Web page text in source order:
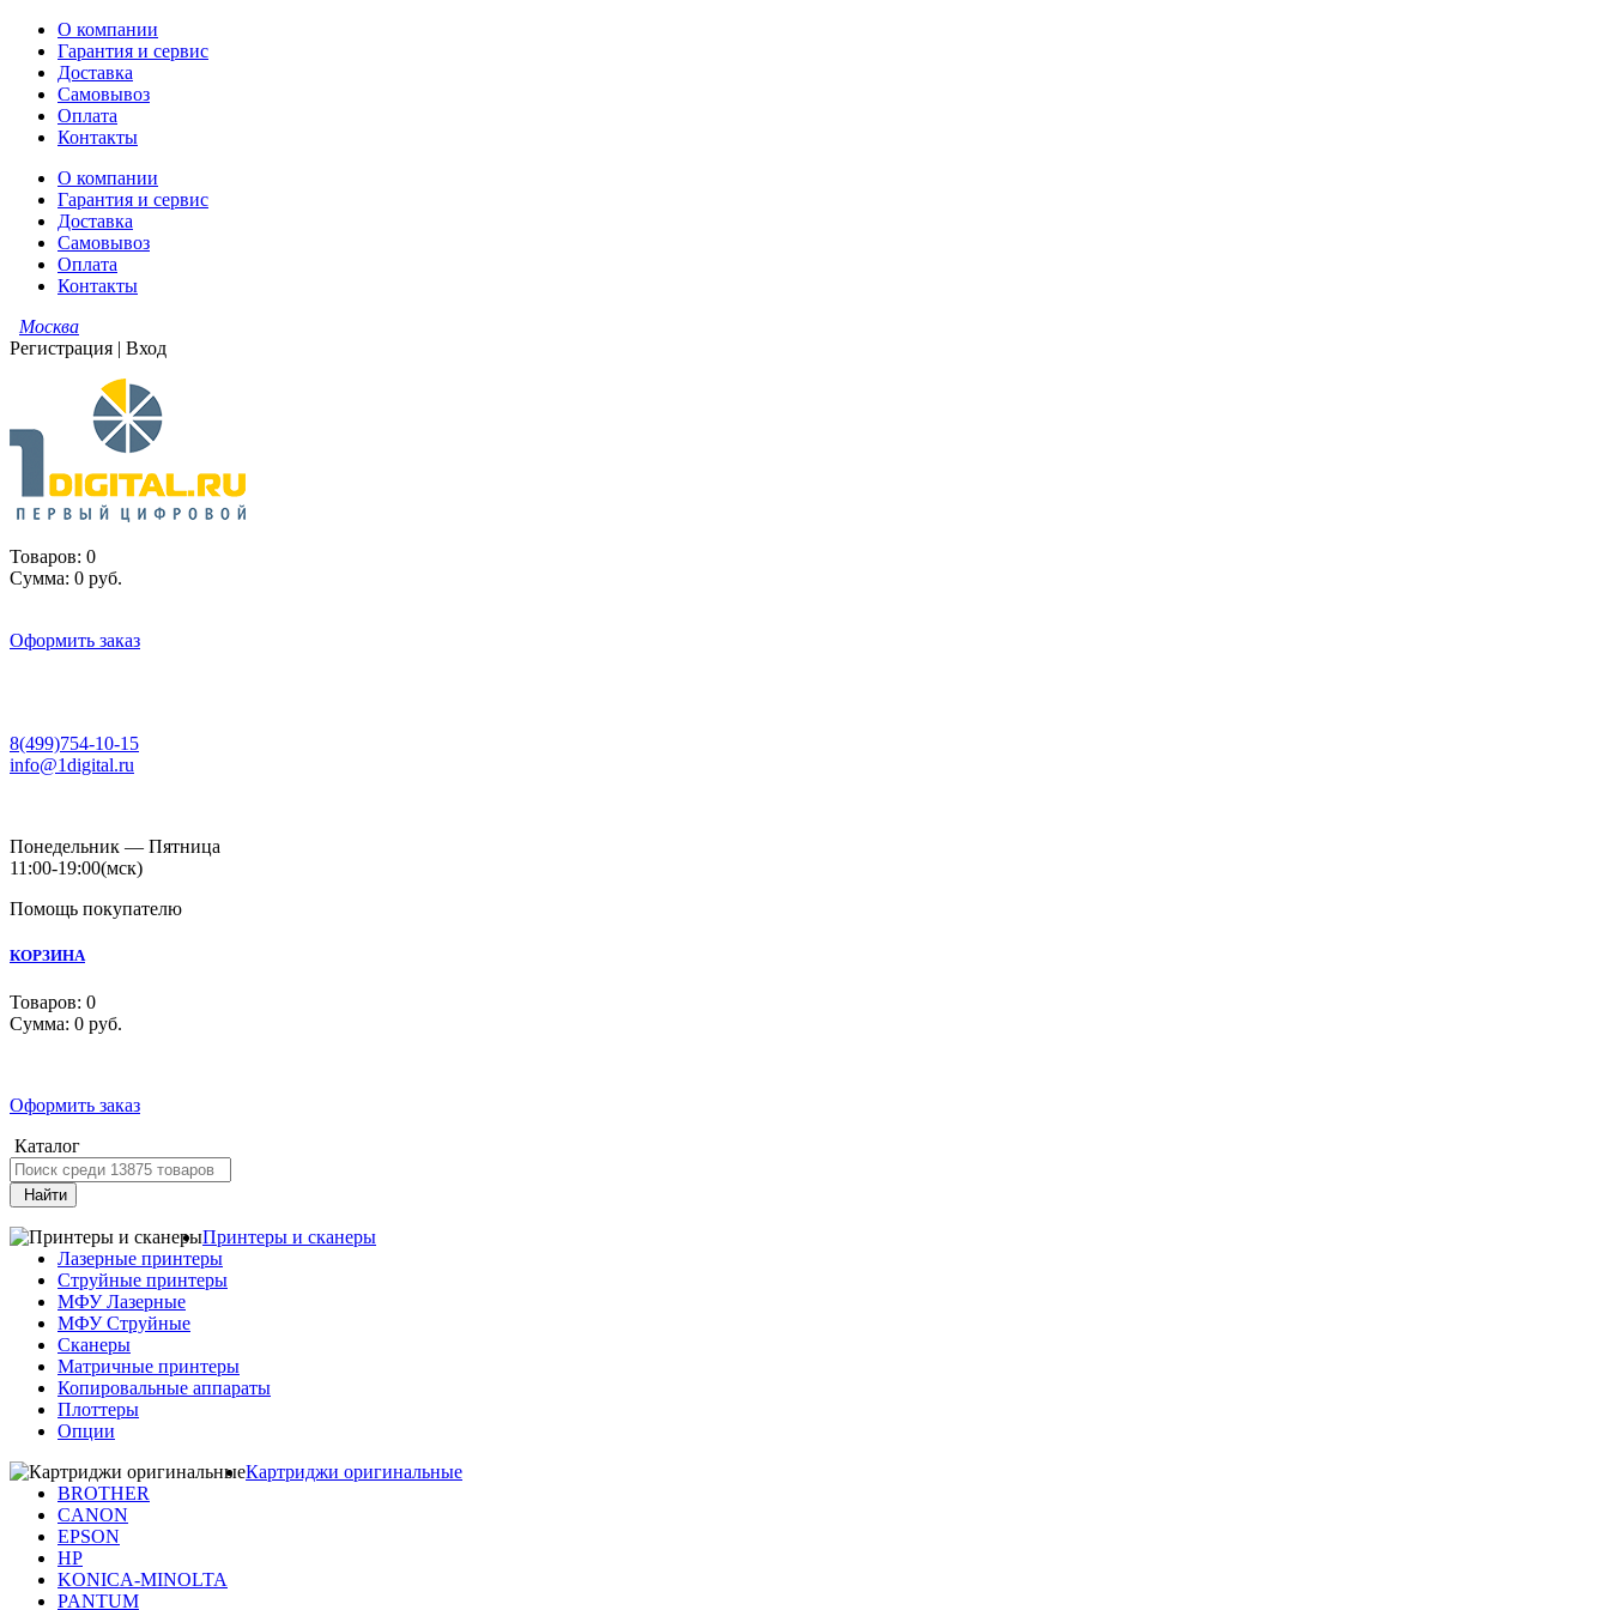
О компании
Гарантия и сервис
Доставка
Самовывоз
Оплата
Контакты
О компании
Гарантия и сервис
Доставка
Самовывоз
Оплата
Контакты
Москва
Регистрация | Вход
Товаров: 0
Сумма: 0 руб.
Оформить заказ
8(499)754-10-15
info@1digital.ru
Понедельник — Пятница
11:00-19:00(мск)
Помощь покупателю
КОРЗИНА
Товаров: 0
Сумма: 0 руб.
Оформить заказ
Каталог
Найти
Принтеры и сканеры
Лазерные принтеры
Струйные принтеры
МФУ Лазерные
МФУ Струйные
Сканеры
Матричные принтеры
Копировальные аппараты
Плоттеры
Опции
Картриджи оригинальные
BROTHER
CANON
EPSON
HP
KONICA-MINOLTA
PANTUM